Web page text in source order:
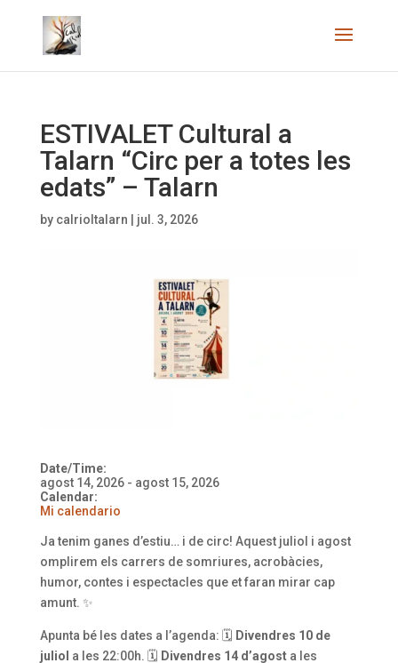
ESTIVALET Cultural a
Talarn “Circ per a totes les
edats” – Talarn
by calrioltalarn jul. 3, 2026
Date/Time:
agost 14, 2026 - agost 15, 2026
Calendar:
Mi calendario
Ja tenim ganes d’estiu… i de circ! Aquest juliol i agost
omplirem els carrers de somriures, acrobàcies,
humor, contes i espectacles que et faran mirar cap
amunt. ✨
Apunta bé les dates a l’agenda: 🗓 Divendres 10 de
juliol a les 22:00h. 🗓 Divendres 14 d’agosta les